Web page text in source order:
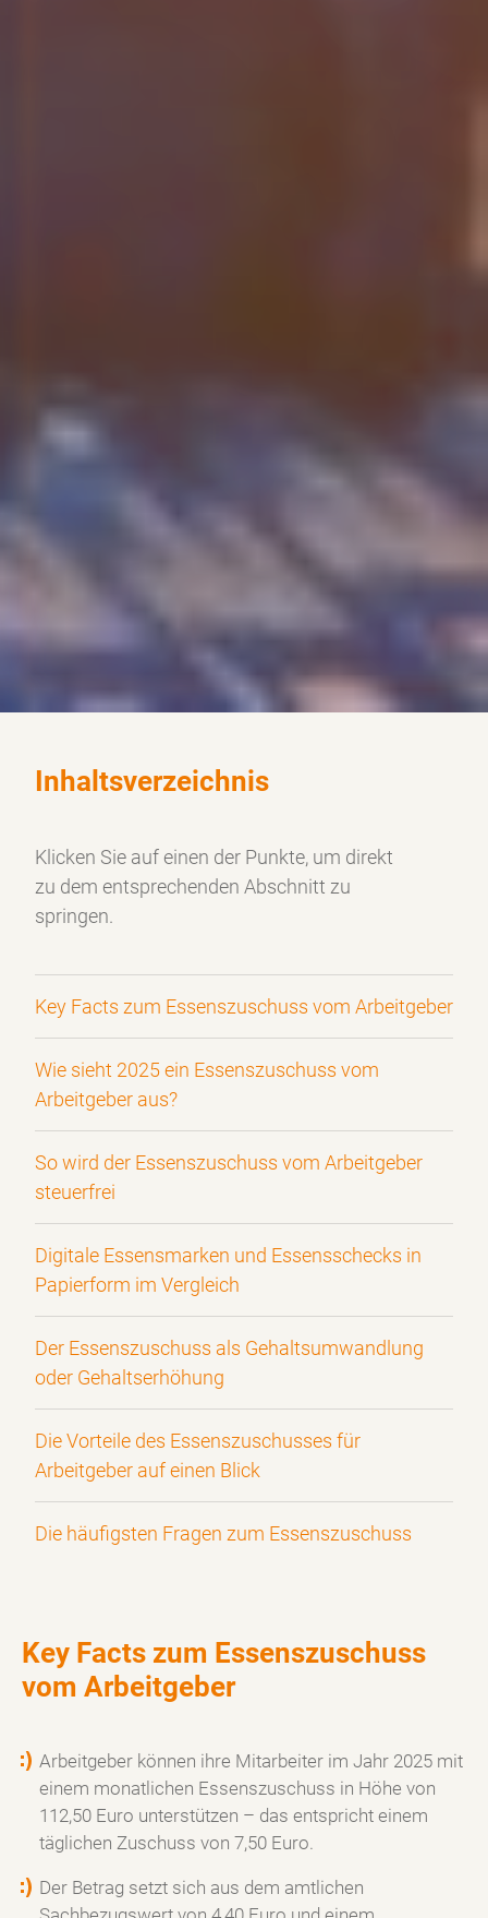
Inhaltsverzeichnis
Klicken Sie auf einen der Punkte, um direkt
zu dem entsprechenden Abschnitt zu
springen.
Key Facts zum Essenszuschuss vom Arbeitgeber
Wie sieht 2025 ein Essenszuschuss vom
Arbeitgeber aus?
So wird der Essenszuschuss vom Arbeitgeber
steuerfrei
Digitale Essensmarken und Essensschecks in
Papierform im Vergleich
Der Essenszuschuss als Gehaltsumwandlung
oder Gehaltserhöhung
Die Vorteile des Essenszuschusses für
Arbeitgeber auf einen Blick
Die häufigsten Fragen zum Essenszuschuss
Key Facts zum Essenszuschuss
vom Arbeitgeber
Arbeitgeber können ihre Mitarbeiter im Jahr 2025 mit
einem monatlichen Essenszuschuss in Höhe von
112,50 Euro unterstützen – das entspricht einem
täglichen Zuschuss von 7,50 Euro.
Der Betrag setzt sich aus dem amtlichen